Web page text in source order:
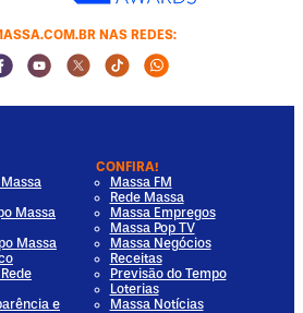
NAS REDES:
Social Media
Facebook Social Media
Youtube Social Media
Twitter Social Media
Tiktok Social Media
Whatsapp
Massa
Massa
e
CONFIRA!
Massa FM
Rede Massa
Massa Empregos
Massa Pop TV
Massa Negócios
Receitas
Previsão do Tempo
Loterias
Massa Notícias